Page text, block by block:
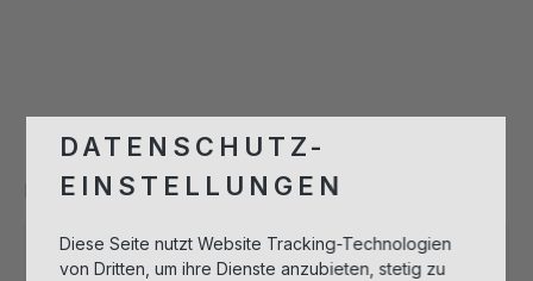
KUGELSCHREIBER
Produktnummer: 971903
DATENSCHUTZ-
EINSTELLUNGEN
Diese Seite nutzt Website Tracking-Technologien
von Dritten, um ihre Dienste anzubieten, stetig zu